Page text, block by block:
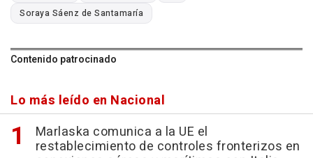
Soraya Sáenz de Santamaría
Contenido patrocinado
Lo más leído en Nacional
Marlaska comunica a la UE el
restablecimiento de controles fronterizos en